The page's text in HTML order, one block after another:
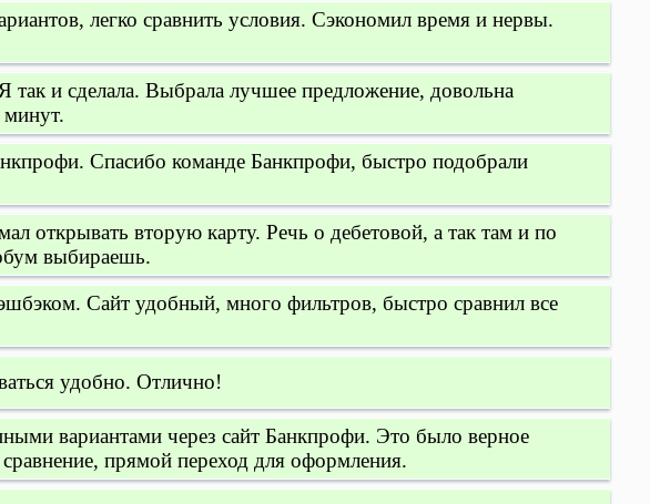
легко сравнить условия. Сэкономил время и нервы.
и сделала. Выбрала лучшее предложение, довольна
минут.
Спасибо команде Банкпрофи, быстро подобрали
открывать вторую карту. Речь о дебетовой, а так там и по
выбираешь.
Сайт удобный, много фильтров, быстро сравнил все
удобно. Отлично!
вариантами через сайт Банкпрофи. Это было верное
прямой переход для оформления.